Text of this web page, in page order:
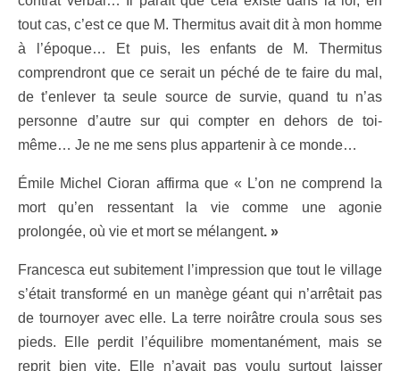
tout cas, c’est ce que M. Thermitus avait dit à mon homme
à l’époque… Et puis, les enfants de M. Thermitus
comprendront que ce serait un péché de te faire du mal,
de t’enlever ta seule source de survie, quand tu n’as
personne d’autre sur qui compter en dehors de toi-
même… Je ne me sens plus appartenir à ce monde…
Émile Michel Cioran affirma que « L’on ne comprend la
mort qu’en ressentant la vie comme une agonie
prolongée, où vie et mort se mélangent. »
Francesca eut subitement l’impression que tout le village
s’était transformé en un manège géant qui n’arrêtait pas
de tournoyer avec elle. La terre noirâtre croula sous ses
pieds. Elle perdit l’équilibre momentanément, mais se
reprit bien vite. Elle n’avait pas voulu surtout laisser